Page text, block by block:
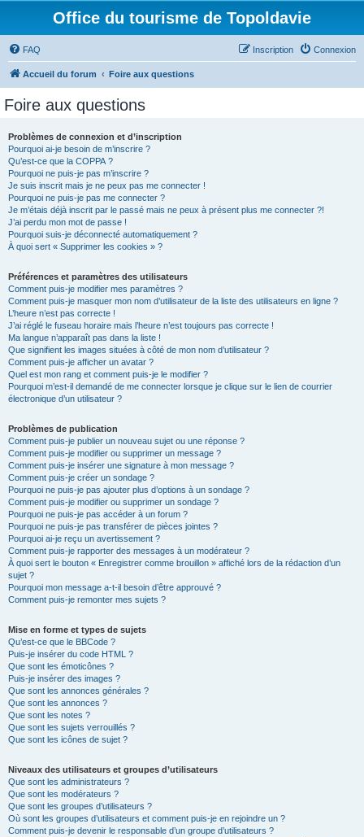
Office du tourisme de Topoldavie
FAQ Connexion
Inscription
Accueil du forum Foire aux questions
Foire aux questions
Problèmes de connexion et d’inscription
Pourquoi ai-je besoin de m’inscrire ?
Qu’est-ce que la COPPA ?
Pourquoi ne puis-je pas m’inscrire ?
Je suis inscrit mais je ne peux pas me connecter !
Pourquoi ne puis-je pas me connecter ?
Je m’étais déjà inscrit par le passé mais ne peux à présent plus me connecter ?!
J’ai perdu mon mot de passe !
Pourquoi suis-je déconnecté automatiquement ?
À quoi sert « Supprimer les cookies » ?
Préférences et paramètres des utilisateurs
Comment puis-je modifier mes paramètres ?
Comment puis-je masquer mon nom d’utilisateur de la liste des utilisateurs en ligne ?
L’heure n’est pas correcte !
J’ai réglé le fuseau horaire mais l’heure n’est toujours pas correcte !
Ma langue n’apparaît pas dans la liste !
Que signifient les images situées à côté de mon nom d’utilisateur ?
Comment puis-je afficher un avatar ?
Quel est mon rang et comment puis-je le modifier ?
Pourquoi m’est-il demandé de me connecter lorsque je clique sur le lien de courrier
électronique d’un utilisateur ?
Problèmes de publication
Comment puis-je publier un nouveau sujet ou une réponse ?
Comment puis-je modifier ou supprimer un message ?
Comment puis-je insérer une signature à mon message ?
Comment puis-je créer un sondage ?
Pourquoi ne puis-je pas ajouter plus d’options à un sondage ?
Comment puis-je modifier ou supprimer un sondage ?
Pourquoi ne puis-je pas accéder à un forum ?
Pourquoi ne puis-je pas transférer de pièces jointes ?
Pourquoi ai-je reçu un avertissement ?
Comment puis-je rapporter des messages à un modérateur ?
À quoi sert le bouton « Enregistrer comme brouillon » affiché lors de la rédaction d’un
sujet ?
Pourquoi mon message a-t-il besoin d’être approuvé ?
Comment puis-je remonter mes sujets ?
Mise en forme et types de sujets
Qu’est-ce que le BBCode ?
Puis-je insérer du code HTML ?
Que sont les émoticônes ?
Puis-je insérer des images ?
Que sont les annonces générales ?
Que sont les annonces ?
Que sont les notes ?
Que sont les sujets verrouillés ?
Que sont les icônes de sujet ?
Niveaux des utilisateurs et groupes d’utilisateurs
Que sont les administrateurs ?
Que sont les modérateurs ?
Que sont les groupes d’utilisateurs ?
Où sont les groupes d’utilisateurs et comment puis-je en rejoindre un ?
Comment puis-je devenir le responsable d’un groupe d’utilisateurs ?